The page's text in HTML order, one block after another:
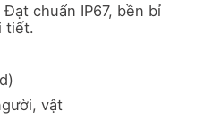
chuẩn IP67, bền bỉ
tiết.
vật